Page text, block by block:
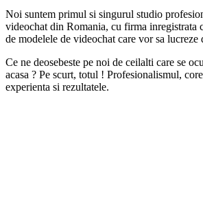
Noi suntem primul si singurul studio
videochat din Romania, cu firma inregistrata
de modelele de videochat care vor sa lucreze
Ce ne deosebeste pe noi de ceilalti care se
acasa ? Pe scurt, totul ! Profesionalismul,
experienta si rezultatele.